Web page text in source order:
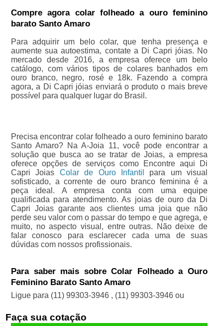
Compre agora colar folheado a ouro feminino
barato Santo Amaro
Para adquirir um belo colar, que tenha presença e
aumente sua autoestima, contate a Di Capri jóias. No
mercado desde 2016, a empresa oferece um belo
catálogo, com vários tipos de colares banhados em
ouro branco, negro, rosé e 18k. Fazendo a compra
agora, a Di Capri jóias enviará o produto o mais breve
possível para qualquer lugar do Brasil.
Precisa encontrar colar folheado a ouro feminino barato
Santo Amaro? Na A-Joia 11, você pode encontrar a
solução que busca ao se tratar de Joias, a empresa
oferece opções de serviços como Encontre aqui Di
Capri Joias Colar de Ouro Infantil
para um visual
sofisticado, a corrente de ouro branco feminina é a
peça ideal. A empresa conta com uma equipe
qualificada para atendimento. As joias de ouro da Di
Capri Joias garante aos clientes uma joia que não
perde seu valor com o passar do tempo e que agrega, e
muito, no aspecto visual, entre outras. Não deixe de
falar conosco para esclarecer cada uma de suas
dúvidas com nossos profissionais.
Para saber mais sobre Colar Folheado a Ouro
Feminino Barato Santo Amaro
Ligue para (11) 99303-3946 , (11) 99303-3946 ou
Faça sua cotação